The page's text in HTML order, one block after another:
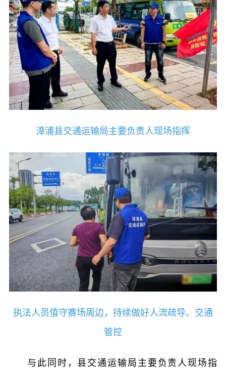
漳浦县交通运输局主要负责人现场指挥
执法人员值守赛场周边，持续做好人流疏导、交通
管控
与此同时，县交通运输局主要负责人现场指